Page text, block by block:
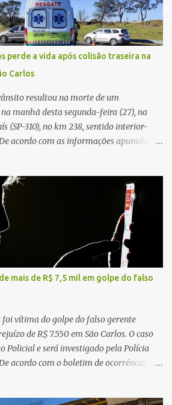
voltou a ser ofendida com palavras de
informou à Polícia Civil que mora
coagida e humilhada com a
Agora
perde a vida após colisão traseira na
Carlos
resultou na morte de um
manhã desta segunda-feira (27), na
(SP-310), no km 238, sentido interior-
acordo com as informações apuradas no
lento e congestionado devido a obras
em que ocorreu o impacto. Com
motociclista foi arremessado ao solo.
que o capacete teria se desprendido
sofreu ferimentos gravíssimos e
de resgate e de atendimento da
pela rodovia foram acionadas e
da via, além de prestarem socorro à
foi constatado ainda no local do
Rodoviária compareceu para o registro
mais de R$ 7,5 mil em golpe do falso
foi vítima do golpe do falso gerente
de R$ 7.550 em São Carlos. O caso
Policial e será investigado pela Polícia
acordo com o boletim de ocorrência, a